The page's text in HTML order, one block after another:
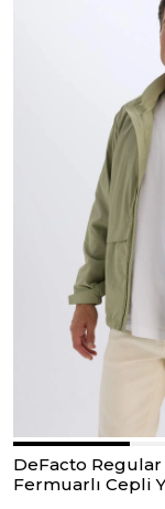
DeFacto
Fermuarlı Cepli